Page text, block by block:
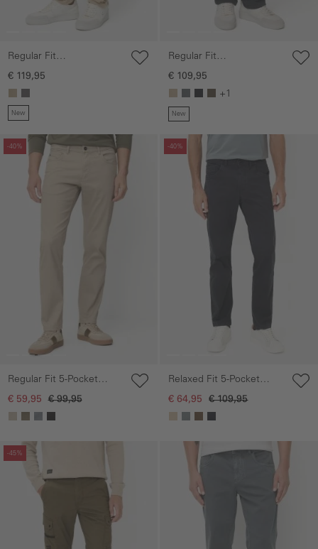
Regular Fit
fleXXXactive©
€ 119,95
New
Regular Fit
fleXXXactive©broek
€ 109,95
+1
New
-40%
overslaan
Regular Fit 5-Pocket
Broek
€ 59,95 € 99,95
-40%
Galerie overslaan
Relaxed Fit 5-Pocket
Broek
€ 64,95 € 109,95
-45%
overslaan Galerie overslaan